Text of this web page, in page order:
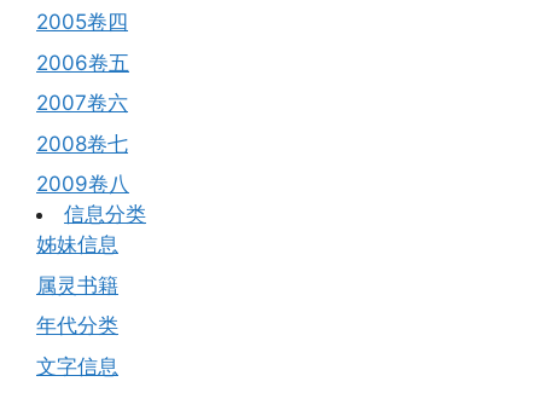
2005卷四
2006卷五
2007卷六
2008卷七
2009卷八
信息分类
姊妹信息
属灵书籍
年代分类
文字信息